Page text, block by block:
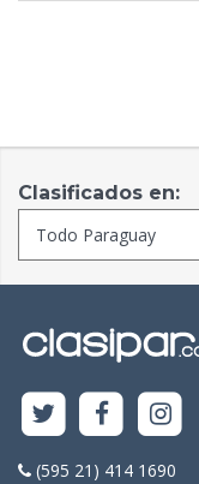
Clasificados en:
(595 21) 414 1690